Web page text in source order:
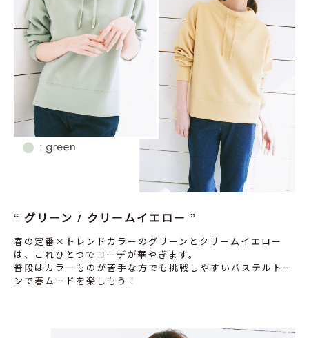
グリーン / クリームイエロー
春の定番×トレンドカラーのグリーンとクリームイエロー
は、これひとつでコーデが華やぎます。
普段はカラーものが苦手な方でも挑戦しやすいパステルトー
ンで春ムードを楽しもう！